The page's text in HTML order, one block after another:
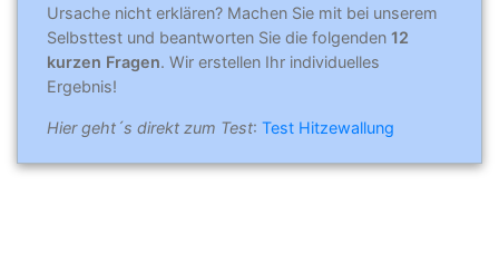
Ursache nicht erklären? Machen Sie mit bei unserem
Selbsttest und beantworten Sie die folgenden 12
kurzen Fragen. Wir erstellen Ihr individuelles
Ergebnis!
Hier geht´s direkt zum Test: Test Hitzewallung